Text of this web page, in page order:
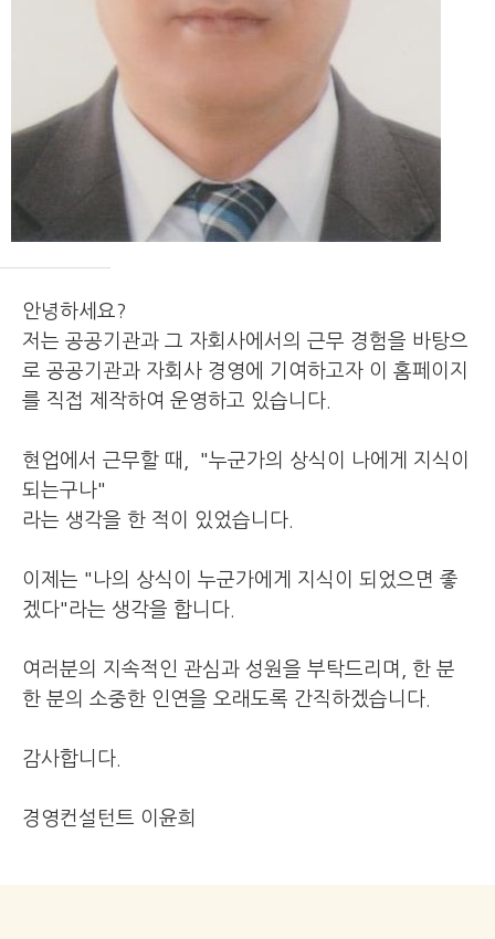
안녕하세요?
저는 공공기관과 그 자회사에서의 근무 경험을 바탕으
로 공공기관과 자회사 경영에 기여하고자 이 홈페이지
를 직접 제작하여 운영하고 있습니다.
현업에서 근무할 때, "누군가의 상식이 나에게 지식이
되는구나"
라는 생각을 한 적이 있었습니다.
이제는 "나의 상식이 누군가에게 지식이 되었으면 좋
겠다"라는 생각을 합니다.
여러분의 지속적인 관심과 성원을 부탁드리며, 한 분
한 분의 소중한 인연을 오래도록 간직하겠습니다
감사합니다.
경영컨설턴트 이윤희